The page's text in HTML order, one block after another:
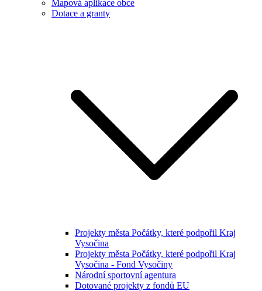
Mapová aplikace obce
Dotace a granty
Projekty města Počátky, které podpořil Kraj
Vysočina
Projekty města Počátky, které podpořil Kraj
Vysočina - Fond Vysočiny
Národní sportovní agentura
Dotované projekty z fondů EU